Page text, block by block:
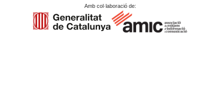
Amb col·laboració de: